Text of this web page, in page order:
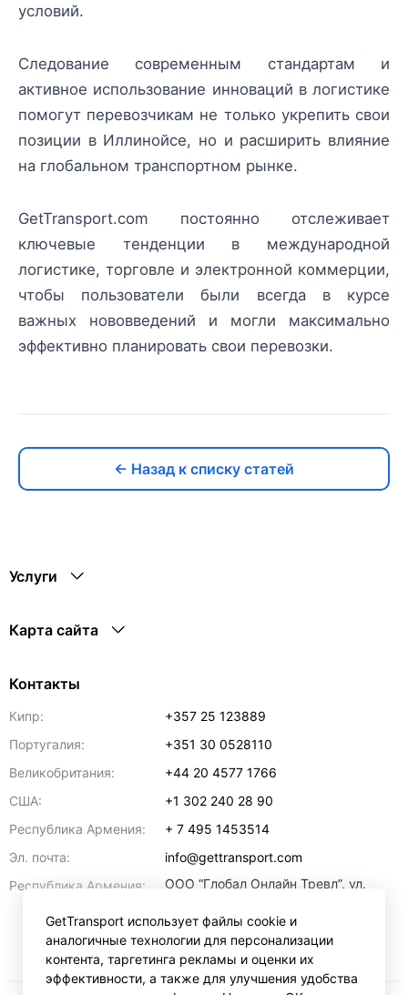
условий.
Следование современным стандартам и
активное использование инноваций в логистике
помогут перевозчикам не только укрепить свои
позиции в Иллинойсе, но и расширить влияние
на глобальном транспортном рынке.
GetTransport.com постоянно отслеживает
ключевые тенденции в международной
логистике, торговле и электронной коммерции,
чтобы пользователи были всегда в курсе
важных нововведений и могли максимально
эффективно планировать свои перевозки.
← Назад к списку статей
Услуги
Карта сайта
Контакты
Кипр:
+357 25 123889
Португалия:
+351 30 0528110
Великобритания:
+44 20 4577 1766
США:
+1 302 240 28 90
Республика Армения:
+ 7 495 1453514
Эл. почта:
info@gettransport.com
Республика Армения:
ООО “Глобал Онлайн Тревл”, ул.
регистрационный номер
271.110.1183229, РНН 00238516
Ереван 0070
GetTransport использует файлы cookie и
аналогичные технологии для персонализации
контента, таргетинга рекламы и оценки их
эффективности, а также для улучшения удобства